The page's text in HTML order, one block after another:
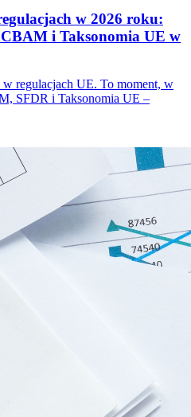
w 2026 roku:
i Taksonomia UE w
regulacjach UE. To moment, w
SFDR i Taksonomia UE –